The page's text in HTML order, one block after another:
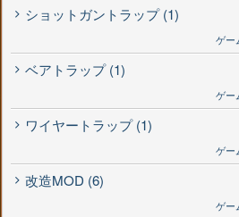
ショットガントラップ (1)
ゲー
ベアトラップ (1)
ゲー
ワイヤートラップ (1)
ゲー
改造MOD (6)
ゲー